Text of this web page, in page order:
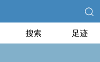
搜索 足迹